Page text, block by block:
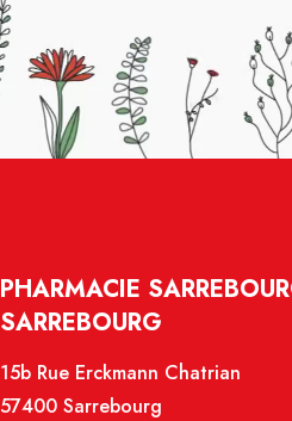
PHARMACIE
SARREBOURG
15b Rue Erckmann Chatrian
57400 Sarrebourg